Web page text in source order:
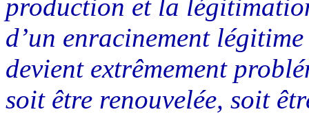
production et la
d’un enracinement
devient extrêmement
soit être renouvelée, soit